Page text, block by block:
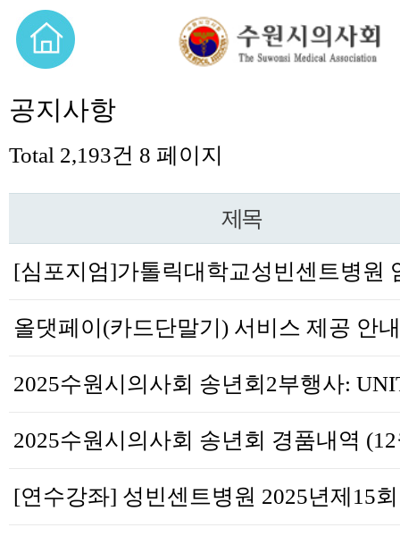
공지사항
Total 2,193건 8 페이지
제목